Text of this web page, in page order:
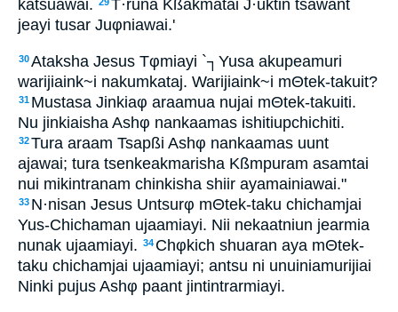
katsuawai.
T·runa Kßakmatai J·uktin tsawant
jeayi tusar Juφniawai.'
30Ataksha Jesus Tφmiayi `┐Yusa akupeamuri
warijiaink~i nakumkataj. Warijiaink~i mΘtek-takuit?
31 Mustasa Jinkiaφ araamua nujai mΘtek-takuiti.
Nu jinkiaisha Ashφ nankaamas ishitiupchichiti.
32Tura araam Tsapßi Ashφ nankaamas uunt
ajawai; tura tsenkeakmarisha Kßmpuram asamtai
nui mikintranam chinkisha shiir ayamainiawai."
33 N·nisan Jesus Untsurφ mΘtek-taku chichamjai
Yus-Chichaman ujaamiayi. Nii nekaatniun jearmia
nunak ujaamiayi. 34 Chφkich shuaran aya mΘtek-
taku chichamjai ujaamiayi; antsu ni unuiniamurijiai
Ninki pujus Ashφ paant jintintrarmiayi.